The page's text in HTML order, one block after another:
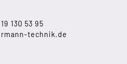
130 53 95
technik.de